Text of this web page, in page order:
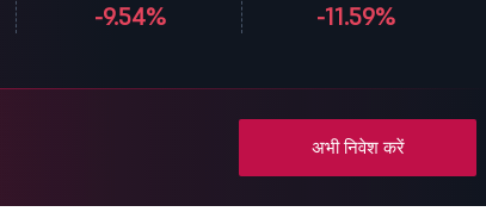
-9.54% -11.59%
अभी निवेश करें